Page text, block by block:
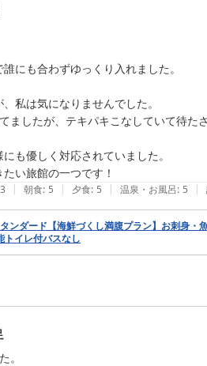
にも合わずゆっくり入れました。
私は気になりませんでした。
ましたが、テキパキこなしていて待た
も優しく対応されていました。
い旅館の一つです！
3 | 朝食: 5 | 夕食: 5 | 温泉・お風呂: 5 |
ンダード【海鮮づくし満腹プラン】お刺身・
トイレ付バスなし
。